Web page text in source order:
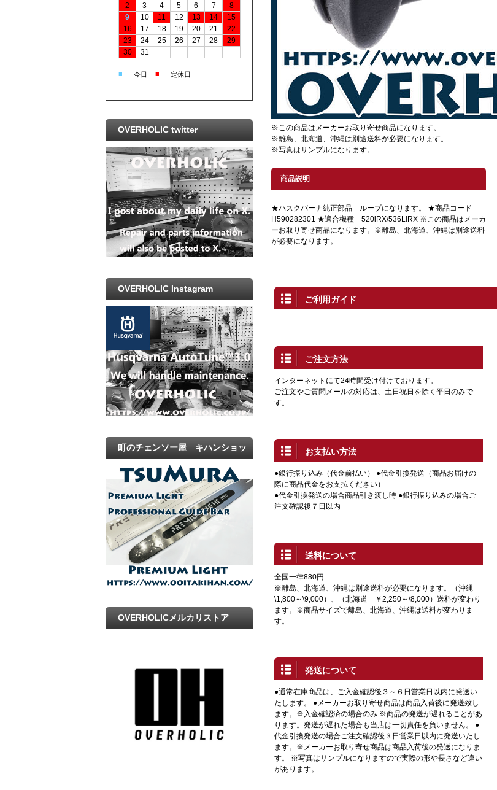
※この商品はメーカーお取り寄せ商品になります。
※離島、北海道、沖縄は別途送料が必要になります。
※写真はサンプルになります。
商品説明
★ハスクバーナ純正部品 ループになります。 ★商品コード
H590282301 ★適合機種 520iRX/536LiRX ※この商品はメーカ
ーお取り寄せ商品になります。※離島、北海道、沖縄は別途送料
が必要になります。
ご利用ガイド
ご注文方法
インターネットにて24時間受け付けております。
ご注文やご質問メールの対応は、土日祝日を除く平日のみで
す。
お支払い方法
●銀行振り込み（代金前払い） ●代金引換発送（商品お届けの
際に商品代金をお支払ください）
●代金引換発送の場合商品引き渡し時 ●銀行振り込みの場合ご
注文確認後７日以内
送料について
全国一律880円
※離島、北海道、沖縄は別途送料が必要になります。（沖縄
\1,800～\9,000）、（北海道 ￥2,250～\8,000）送料が変わり
ます。※商品サイズで離島、北海道、沖縄は送料が変わりま
す。
発送について
●通常在庫商品は、ご入金確認後３～６日営業日以内に発送い
たします。 ●メーカーお取り寄せ商品は商品入荷後に発送致し
ます。※入金確認済の場合のみ ※商品の発送が遅れることがあ
ります。発送が遅れた場合も当店は一切責任を負いません。 ●
代金引換発送の場合ご注文確認後３日営業日以内に発送いたし
ます。※メーカーお取り寄せ商品は商品入荷後の発送になりま
す。 ※写真はサンプルになりますので実際の形や長さなど違い
があります。
2
3 4 5 6 7
8
9
10 11 12 13 14
15
16
17 18 19 20 21
22
23
24 25 26 27 28
29
30
31
■ 今日 ■ 定休日
OVERHOLIC twitter
OVERHOLIC Instagram
町のチェンソー屋 キハンショッ
プ
OVERHOLICメルカリストア